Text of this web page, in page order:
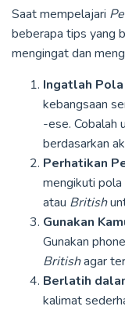
Saat mempelajari
beberapa tips yang
mengingat dan
Ingatlah Pola
kebangsaan
-ese. Cobalah
berdasarkan
Perhatikan
mengikuti pola
atau British
Gunakan
Gunakan
Britishagar
Berlatih
kalimat